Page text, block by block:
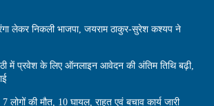
लेकर निकली भाजपा, जयराम ठाकुर-सुरेश कश्यप ने
में प्रवेश के लिए ऑनलाइन आवेदन की अंतिम तिथि बढ़ी,
लोगों की मौत, 10 घायल, राहत एवं बचाव कार्य जारी